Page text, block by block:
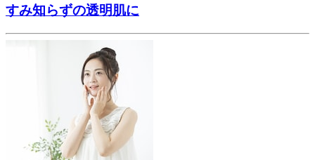
すみ知らずの透明肌に